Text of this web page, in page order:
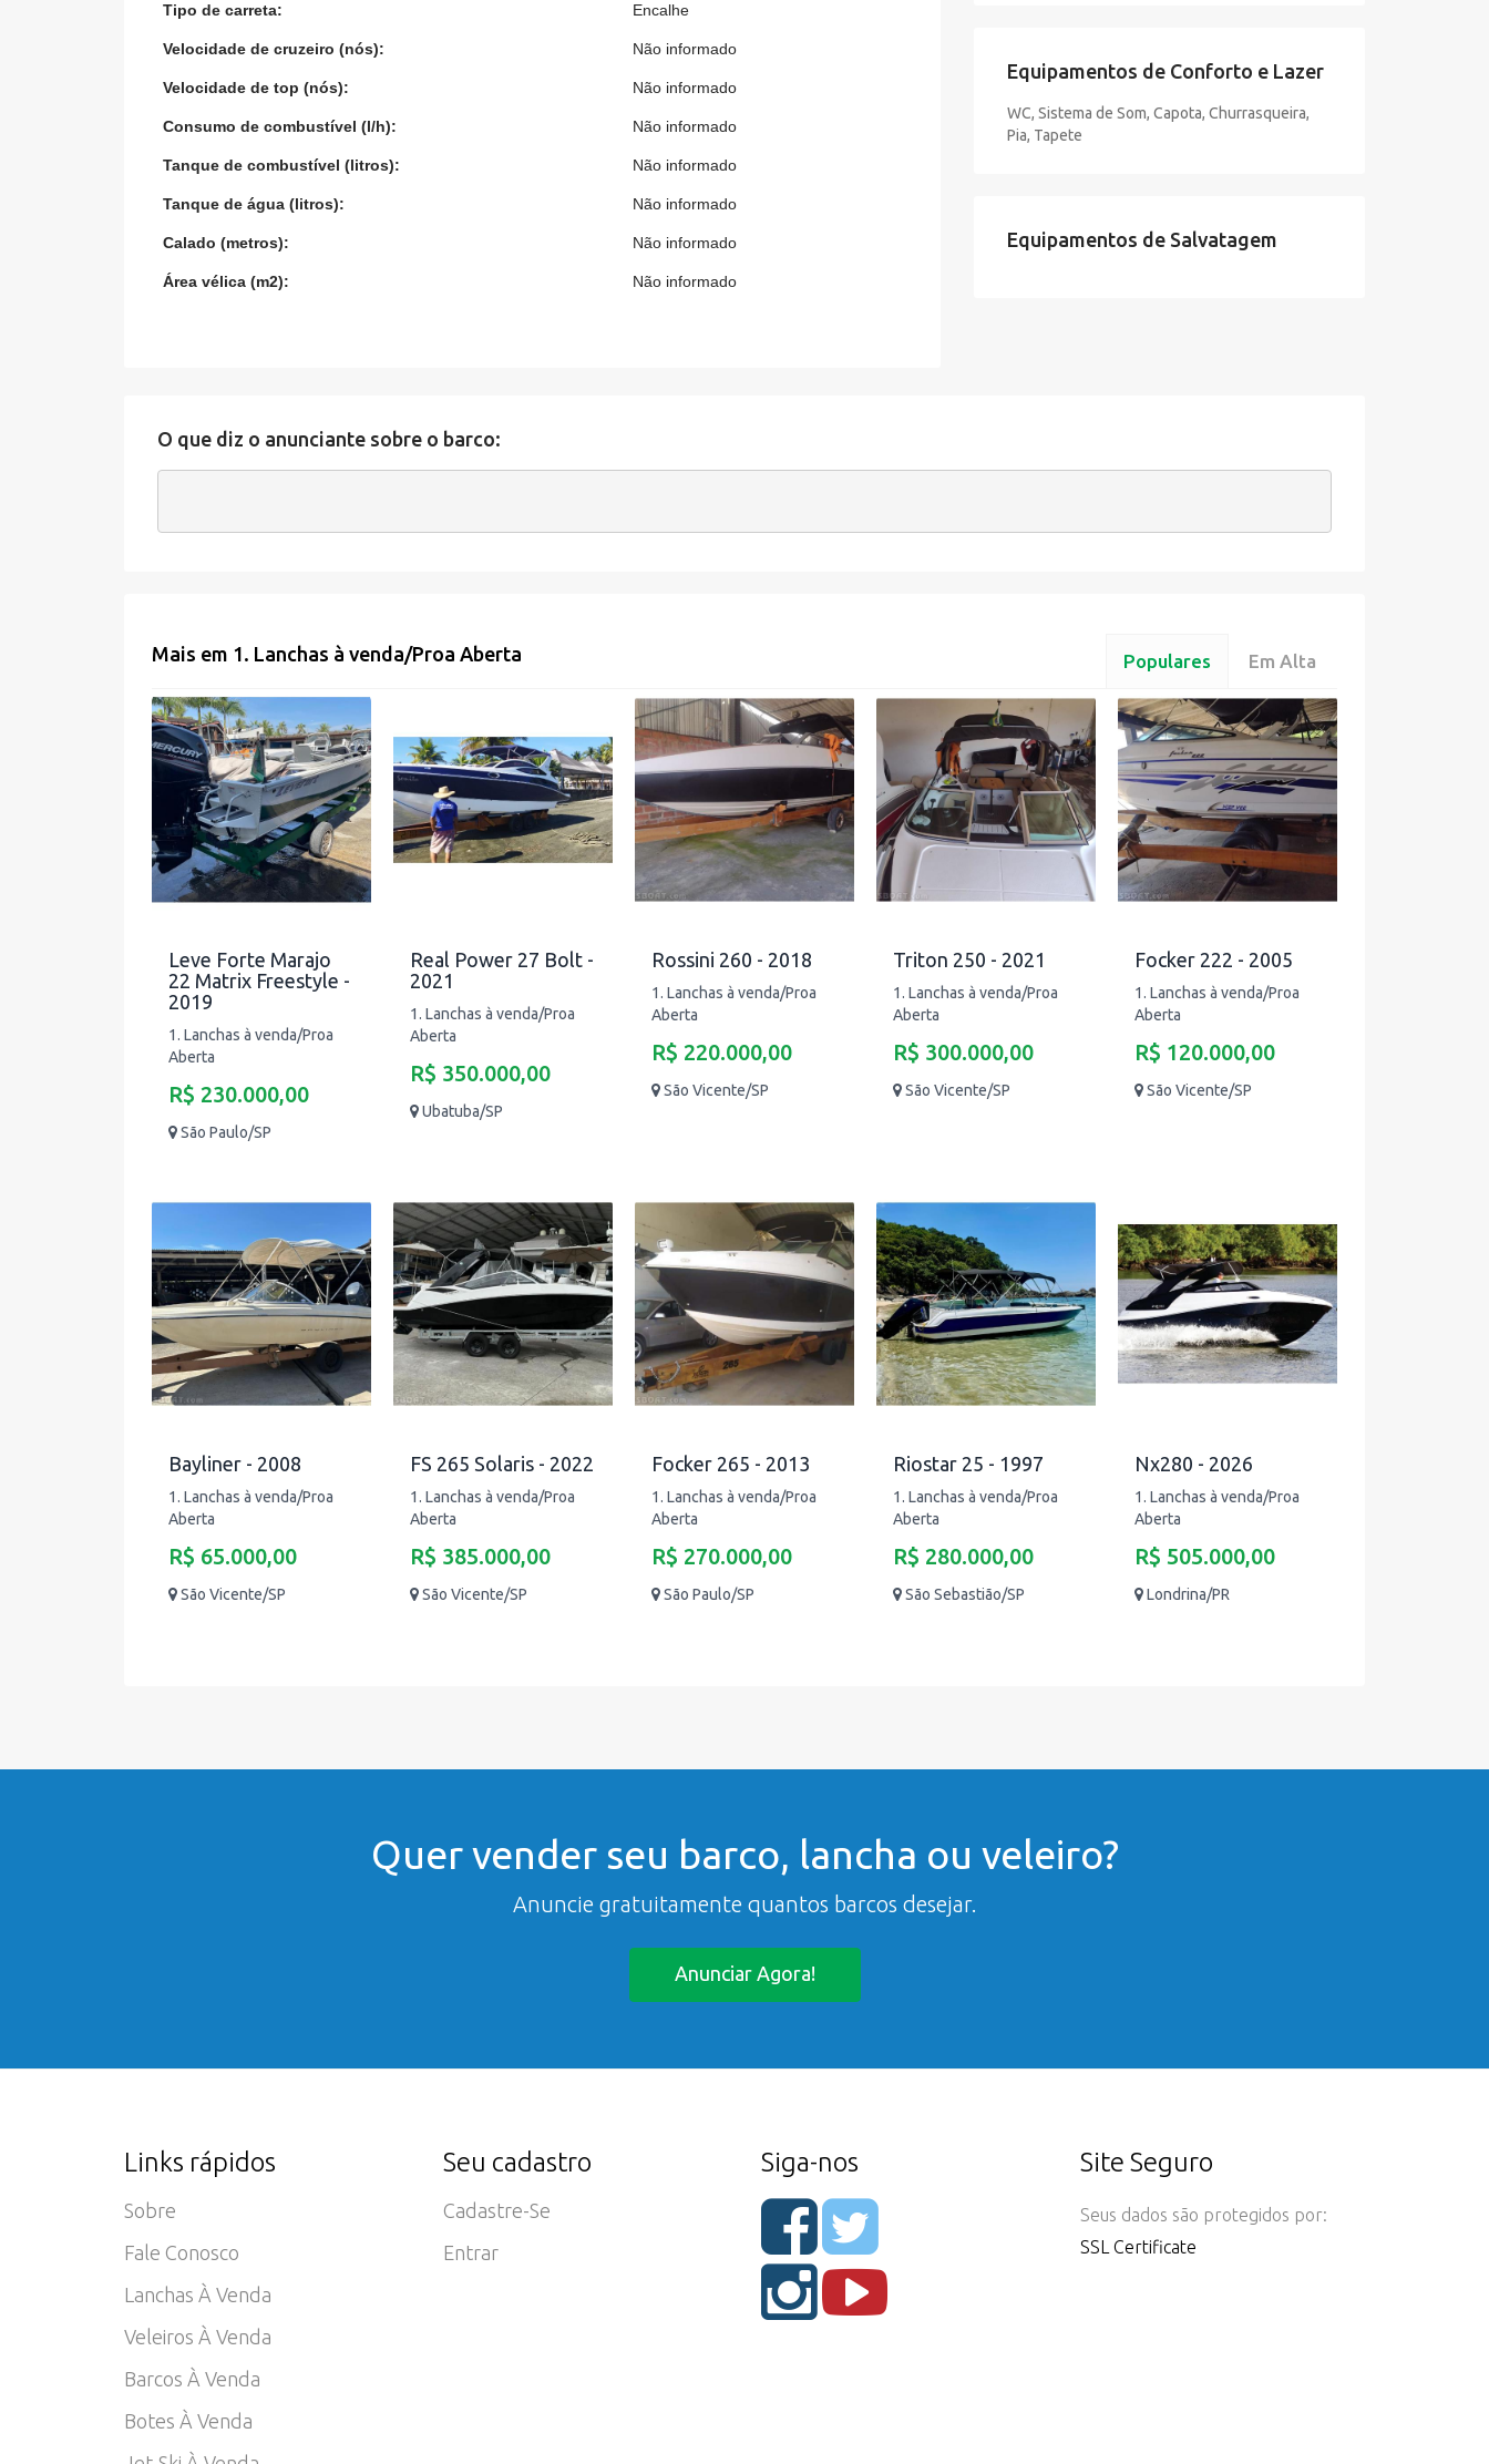
Tipo de carreta: Encalhe
Velocidade de cruzeiro (nós): Não informado
Velocidade de top (nós): Não informado
Consumo de combustível (l/h): Não informado
Tanque de combustível (litros): Não informado
Tanque de água (litros): Não informado
Calado (metros): Não informado
Área vélica (m2): Não informado
Equipamentos de Conforto e Lazer
WC, Sistema de Som, Capota, Churrasqueira,
Pia, Tapete
Equipamentos de Salvatagem
O que diz o anunciante sobre o barco:
Mais em 1. Lanchas à venda/Proa Aberta Populares Em Alta
Leve Forte Marajo
22 Matrix Freestyle -
2019
1. Lanchas à venda/Proa
Aberta
R$ 230.000,00
São Paulo/SP
Real Power 27 Bolt -
2021
1. Lanchas à venda/Proa
Aberta
R$ 350.000,00
Ubatuba/SP
Rossini 260 - 2018
1. Lanchas à venda/Proa
Aberta
R$ 220.000,00
São Vicente/SP
Triton 250 - 2021
1. Lanchas à venda/Proa
Aberta
R$ 300.000,00
São Vicente/SP
Focker 222 - 2005
1. Lanchas à venda/Proa
Aberta
R$ 120.000,00
São Vicente/SP
Bayliner - 2008
1. Lanchas à venda/Proa
Aberta
R$ 65.000,00
São Vicente/SP
FS 265 Solaris - 2022
1. Lanchas à venda/Proa
Aberta
R$ 385.000,00
São Vicente/SP
Focker 265 - 2013
1. Lanchas à venda/Proa
Aberta
R$ 270.000,00
São Paulo/SP
Riostar 25 - 1997
1. Lanchas à venda/Proa
Aberta
R$ 280.000,00
São Sebastião/SP
Nx280 - 2026
1. Lanchas à venda/Proa
Aberta
R$ 505.000,00
Londrina/PR
Quer vender seu barco, lancha ou veleiro?
Anuncie gratuitamente quantos barcos desejar.
Anunciar Agora!
Links rápidos
Sobre
Fale Conosco
Lanchas À Venda
Veleiros À Venda
Barcos À Venda
Botes À Venda
Seu cadastro
Cadastre-Se
Entrar
Siga-nos Site Seguro
Seus dados são protegidos por:
SSL Certificate